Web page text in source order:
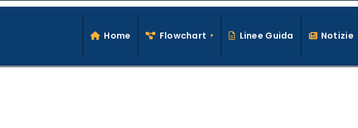
Skip
La
Home Flowchart Linee Guida Notizie